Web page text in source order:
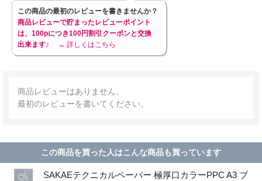
この商品の最初のレビューを書きませんか？
商品レビューで貯まったレビューポイント
は、100pにつき100円割引クーポンと交換
出来ます♪
→ 詳しくはこちら
商品レビューはありません。
最初のレビューを書いてください。
この商品を買った人はこんな商品も買っています
SAKAEテクニカルペーパー 極厚口カラーPPC A3 ブ